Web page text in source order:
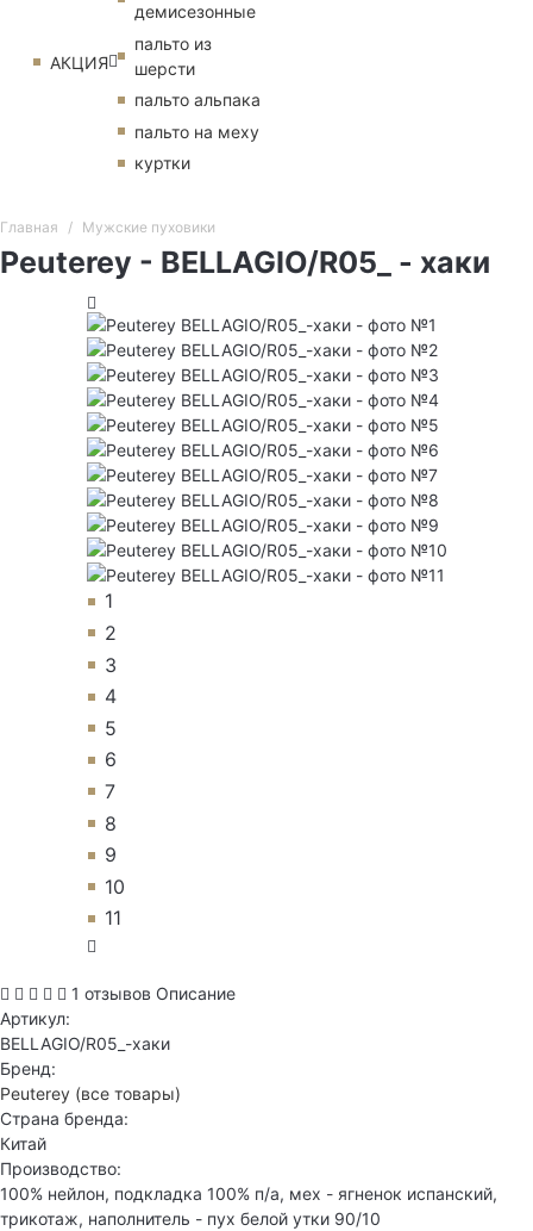
АКЦИЯ
демисезонные
пальто из
шерсти
пальто альпака
пальто на меху
куртки
Главная Мужские пуховики
Peuterey - BELLAGIO/R05_ - хаки
1
2
3
4
5
6
7
8
9
10
11
1 отзывов Описание
Артикул:
BELLAGIO/R05_-хаки
Бренд:
Peuterey (все товары)
Страна бренда:
Китай
Производство:
100% нейлон, подкладка 100% п/а, мех - ягненок испанский,
трикотаж, наполнитель - пух белой утки 90/10